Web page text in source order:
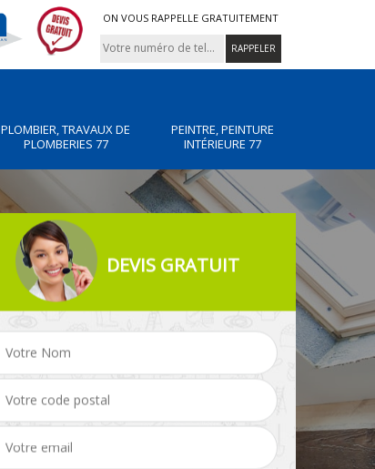
ON VOUS RAPPELLE GRATUITEMENT
PLOMBIER, TRAVAUX DE
PLOMBERIES 77
PEINTRE, PEINTURE
INTÉRIEURE 77
Peintre, peinture
intérieure 77
Rénovation de maison
DEVIS GRATUIT